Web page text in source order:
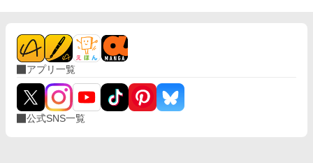
アプリ一覧
公式SNS一覧